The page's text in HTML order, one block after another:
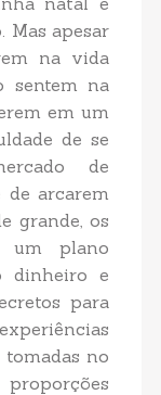
Mas apesar
na vida
sentem na
em um
de se
de
de arcarem
grande, os
um plano
dinheiro e
para
tomadas no